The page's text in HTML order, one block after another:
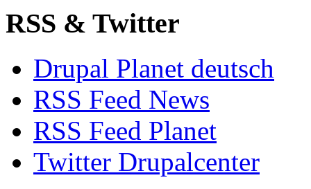
RSS & Twitter
Drupal Planet deutsch
RSS Feed News
RSS Feed Planet
Twitter Drupalcenter